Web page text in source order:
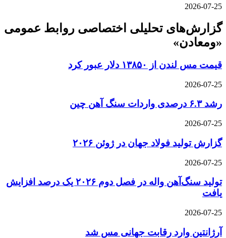
2026-07-25
گزارش‌های تحلیلی اختصاصی روابط عمومی
«ومعادن»
قیمت مس لندن از ۱۳۸۵۰ دلار عبور کرد
2026-07-25
رشد ۶.۳ درصدی واردات سنگ آهن چین
2026-07-25
گزارش تولید فولاد جهان در ژوئن ۲۰۲۶
2026-07-25
تولید سنگ‌آهن واله در فصل دوم ۲۰۲۶ یک درصد افزایش
یافت
2026-07-25
آرژانتین وارد رقابت جهانی مس شد